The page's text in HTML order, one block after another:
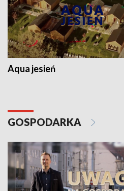
Aqua jesień
GOSPODARKA